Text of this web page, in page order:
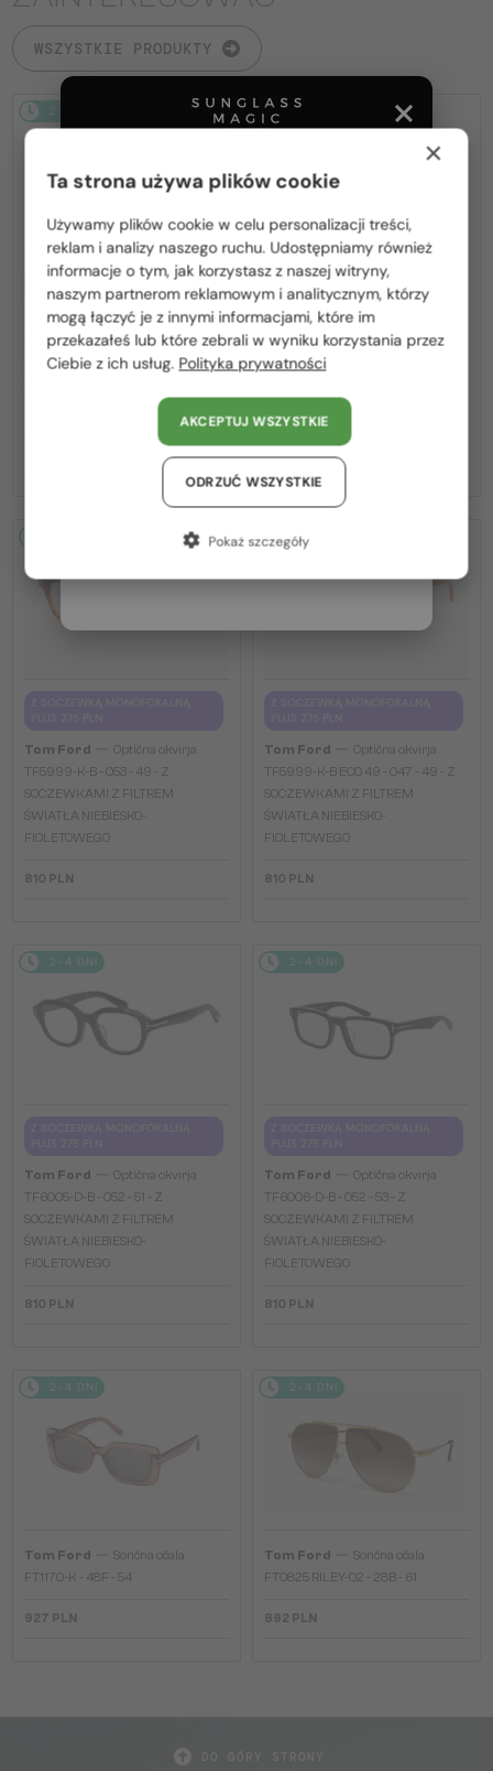
WSZYSTKIE PRODUKTY
2-4 DNI
Z SOCZEWKĄ MONOFOKALNĄ
PLUS 275 PLN
Tom Ford —Optična okvirja
TF5998-K-B - 020 - 51 - Z
SOCZEWKAMI Z FILTREM
2-4 DNI
Z SOCZEWKĄ MONOFOKALNĄ
PLUS 275 PLN
Tom Ford— Optična okvirja
TF5998-K-B ECO - 001 - 51 - Z
SOCZEWKAMI Z FILTREM
FIOLETOWEGO
810 PLN
Tom Ford
Optična okvirja
TF5999-K-B - 053 - 49 - Z
SOCZEWKAMI Z FILTREM
ŚWIATŁA NIEBIESKO-
FIOLETOWEGO
810 PLN
2-4 DNI
Tom Ford
Optična okvirja
TF5999-K-B ECO 49 - 047 - 49 - Z
SOCZEWKAMI Z FILTREM
ŚWIATŁA NIEBIESKO-
FIOLETOWEGO
810 PLN
2-4 DNI
Tom Ford
Optična okvirja
TF6005-D-B - 052 - 51 - Z
SOCZEWKAMI Z FILTREM
ŚWIATŁA NIEBIESKO-
FIOLETOWEGO
810 PLN
2-4 DNI
Tom Ford
Optična okvirja
TF6006-D-B - 052 - 53 - Z
SOCZEWKAMI Z FILTREM
ŚWIATŁA NIEBIESKO-
FIOLETOWEGO
810 PLN
2-4 DNI
Tom Ford
Sončna očala
FT1170-K - 48F - 54
927 PLN
2-4 DNI
Tom Ford
Sončna očala
FT0825 RILEY-02 - 28B - 61
892 PLN
Proszę wybierz z listy odpowiedni dla Ciebie kraj:
Polska / PL
România / RO
Magyarország / HU
United Arab Emirates / EN
Austria / AT
Niemcy / DE
Włochy / IT
×
Ta strona używa plików cookie
Używamy plików cookie w celu personalizacji treści,
reklam i analizy naszego ruchu. Udostępniamy również
informacje o tym, jak korzystasz z naszej witryny,
naszym partnerom reklamowym i analitycznym, którzy
mogą łączyć je z innymi informacjami, które im
przekazałeś lub które zebrali w wyniku korzystania przez
Ciebie z ich usług. Polityka prywatności
AKCEPTUJ WSZYSTKIE
ODRZUĆ WSZYSTKIE
Pokaż szczegóły